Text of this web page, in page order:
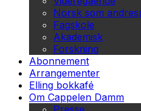
Norsk som
Fagskole
Akademisk
Forskning
Abonnement
Arrangementer
Elling bokkafé
Om Cappelen Damm